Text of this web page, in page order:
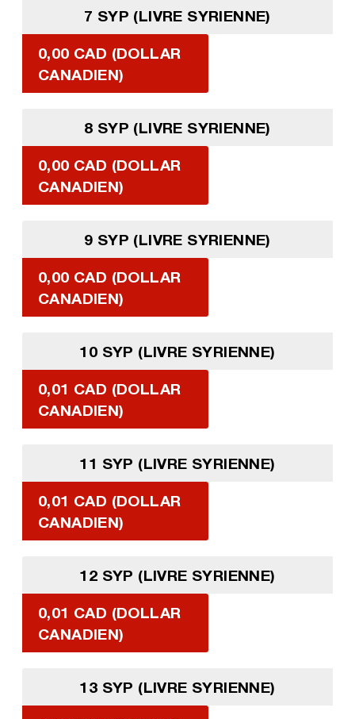
7 SYP (LIVRE SYRIENNE)
0,00 CAD (DOLLAR
CANADIEN)
8 SYP (LIVRE SYRIENNE)
0,00 CAD (DOLLAR
CANADIEN)
9 SYP (LIVRE SYRIENNE)
0,00 CAD (DOLLAR
CANADIEN)
10 SYP (LIVRE SYRIENNE)
0,01 CAD (DOLLAR
CANADIEN)
11 SYP (LIVRE SYRIENNE)
0,01 CAD (DOLLAR
CANADIEN)
12 SYP (LIVRE SYRIENNE)
0,01 CAD (DOLLAR
CANADIEN)
13 SYP (LIVRE SYRIENNE)